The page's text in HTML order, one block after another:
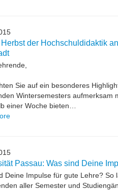
der Hochschuldidaktik
Sie auf ein besonderes
Wintersemesters aufmerksam
einer Woche bieten…
Passau: Was sind Deine
Deine Impulse für gute Lehre? So
aller Semester und